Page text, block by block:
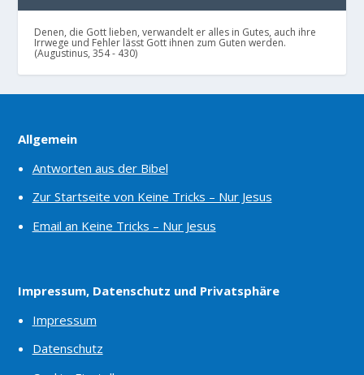
Denen, die Gott lieben, verwandelt er alles in Gutes, auch ihre
Irrwege und Fehler lässt Gott ihnen zum Guten werden.
(Augustinus, 354 - 430)
Allgemein
Antworten aus der Bibel
Zur Startseite von Keine Tricks – Nur Jesus
Email an Keine Tricks – Nur Jesus
Impressum, Datenschutz und Privatsphäre
Impressum
Datenschutz